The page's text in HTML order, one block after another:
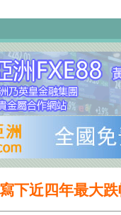
下近四年最大